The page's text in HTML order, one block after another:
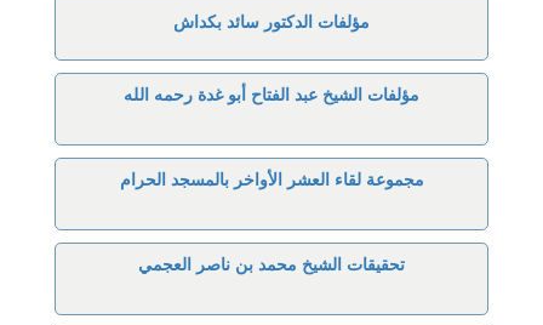
مؤلفات الدكتور سائد بكداش
مؤلفات الشيخ عبد الفتاح أبو غدة رحمه الله
مجموعة لقاء العشر الأواخر بالمسجد الحرام
تحقيقات الشيخ محمد بن ناصر العجمي